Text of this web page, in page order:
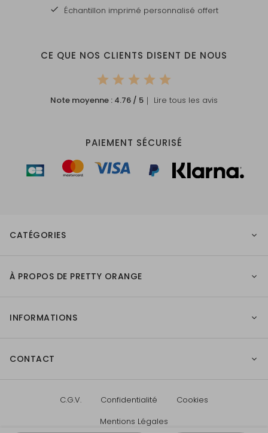
Échantillon imprimé personnalisé offert
CE QUE NOS CLIENTS DISENT DE NOUS
Note moyenne : 4.76 / 5 ｜ Lire tous les avis
PAIEMENT SÉCURISÉ
CATÉGORIES
À PROPOS DE PRETTY ORANGE
INFORMATIONS
CONTACT
C.G.V. Confidentialité
Cookies
Mentions Légales